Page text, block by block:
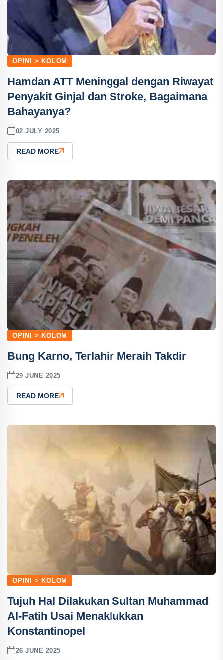
OPINI > KOLOM
Hamdan ATT Meninggal dengan Riwayat
Penyakit Ginjal dan Stroke, Bagaimana
Bahayanya?
02 JULY 2025
READ MORE
OPINI > KOLOM
Bung Karno, Terlahir Meraih Takdir
29 JUNE 2025
READ MORE
OPINI > KOLOM
Tujuh Hal Dilakukan Sultan Muhammad
Al-Fatih Usai Menaklukkan
Konstantinopel
26 JUNE 2025